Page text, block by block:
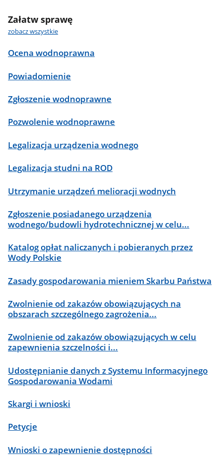
Załatw sprawę
zobacz wszystkie
Ocena wodnoprawna
Powiadomienie
Zgłoszenie wodnoprawne
Pozwolenie wodnoprawne
Legalizacja urządzenia wodnego
Legalizacja studni na ROD
Utrzymanie urządzeń melioracji wodnych
Zgłoszenie posiadanego urządzenia
wodnego/budowli hydrotechnicznej w celu...
Katalog opłat naliczanych i pobieranych przez
Wody Polskie
Zasady gospodarowania mieniem Skarbu Państwa
Zwolnienie od zakazów obowiązujących na
obszarach szczególnego zagrożenia...
Zwolnienie od zakazów obowiązujących w celu
zapewnienia szczelności i...
Udostępnianie danych z Systemu Informacyjnego
Gospodarowania Wodami
Skargi i wnioski
Petycje
Wnioski o zapewnienie dostępności